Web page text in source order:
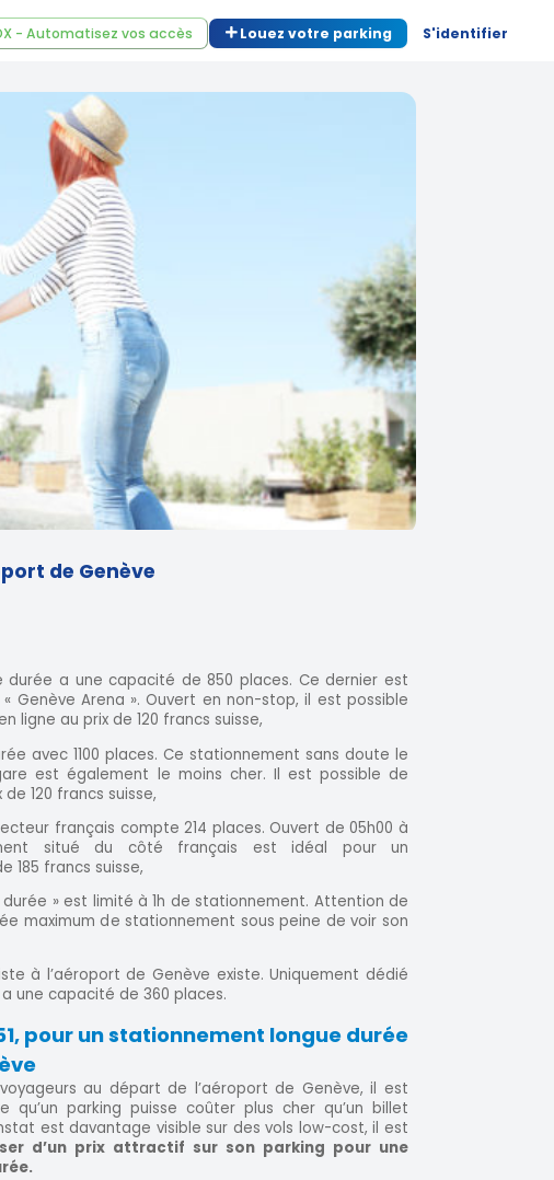
- Automatisez vos accès Louez votre parking S'identifier
de Genève
durée a une capacité de 850 places. Ce dernier est
Genève Arena ». Ouvert en non-stop, il est possible
ligne au prix de 120 francs suisse,
avec 1100 places. Ce stationnement sans doute le
est également le moins cher. Il est possible de
120 francs suisse,
français compte 214 places. Ouvert de 05h00 à
situé du côté français est idéal pour un
185 francs suisse,
» est limité à 1h de stationnement. Attention de
maximum de stationnement sous peine de voir son
à l’aéroport de Genève existe. Uniquement dédié
une capacité de 360 places.
pour un stationnement longue durée
au départ de l’aéroport de Genève, il est
qu’un parking puisse coûter plus cher qu’un billet
est davantage visible sur des vols low-cost, il est
d’un prix attractif sur son parking pour une